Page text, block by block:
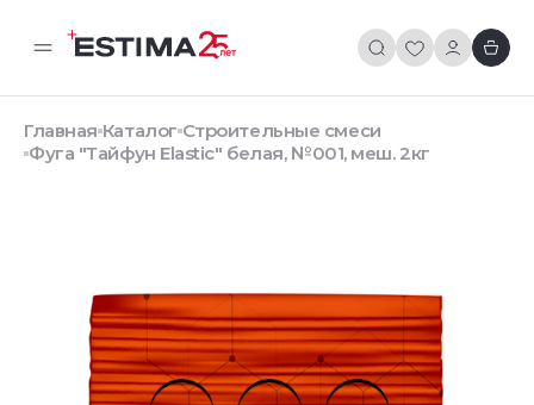
Главная Каталог Строительные смеси
Фуга "Тайфун Elastic" белая, №001, меш. 2кг